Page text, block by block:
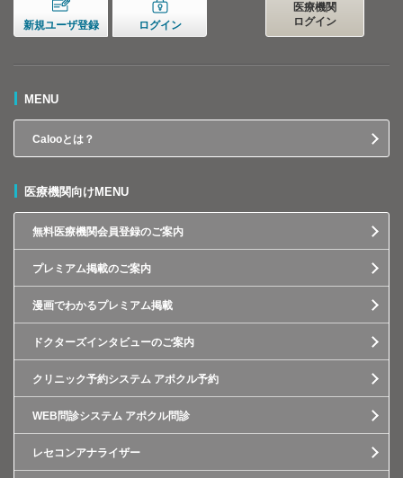
新規ユーザ登録 ログイン
医療機関
ログイン
MENU
Calooとは？
医療機関向けMENU
無料医療機関会員登録のご案内
プレミアム掲載のご案内
漫画でわかるプレミアム掲載
ドクターズインタビューのご案内
クリニック予約システム アポクル予約
WEB問診システム アポクル問診
レセコンアナライザー